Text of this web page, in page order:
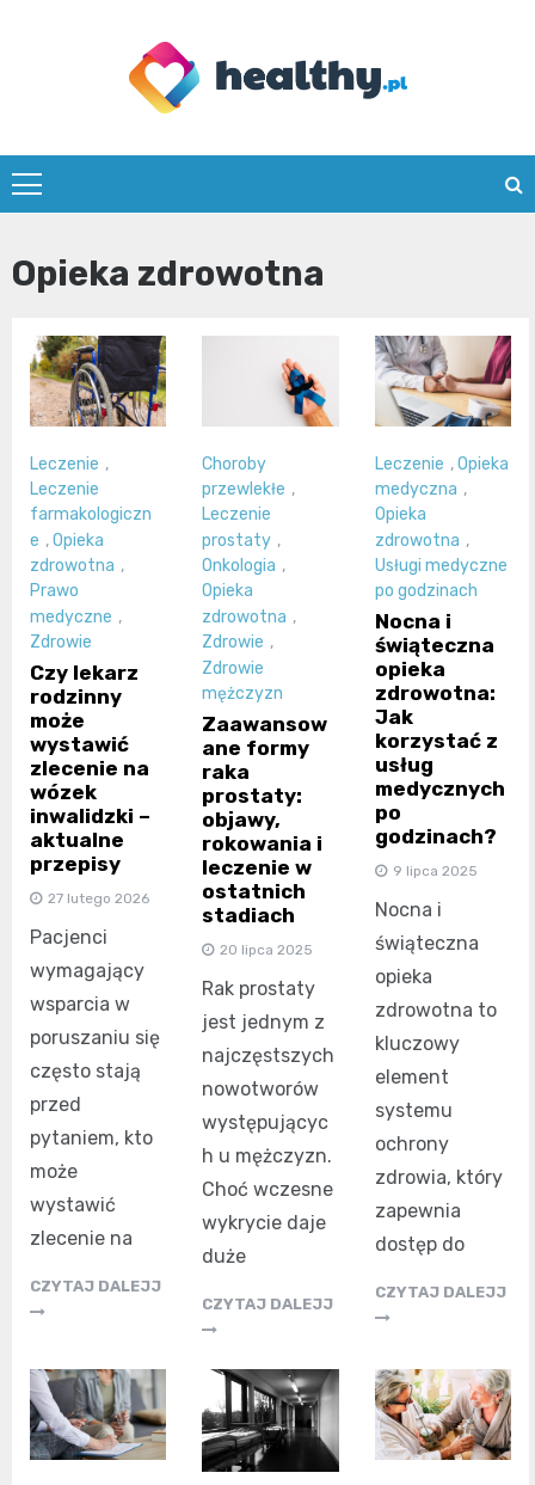
healthy.pl
Opieka zdrowotna
Leczenie ,
Leczenie
farmakologiczn
e ,Opieka
zdrowotna ,
Prawo
medyczne ,
Zdrowie
Czy lekarz
rodzinny
może
wystawić
zlecenie na
wózek
inwalidzki –
aktualne
przepisy
27 lutego 2026
Pacjenci
wymagający
wsparcia w
poruszaniu się
często stają
przed
pytaniem, kto
może
wystawić
zlecenie na
CZYTAJ DALEJJ
Choroby
przewlekłe ,
Leczenie
prostaty ,
Onkologia ,
Opieka
zdrowotna ,
Zdrowie ,
Zdrowie
mężczyzn
Zaawansow
ane formy
raka
prostaty:
objawy,
rokowania i
leczenie w
ostatnich
stadiach
20 lipca 2025
Rak prostaty
jest jednym z
najczęstszych
nowotworów
występującyc
h u mężczyzn.
Choć wczesne
wykrycie daje
duże
CZYTAJ DALEJJ
Leczenie ,Opieka
medyczna ,
Opieka
zdrowotna ,
Usługi medyczne
po godzinach
Nocna i
świąteczna
opieka
zdrowotna:
Jak
korzystać z
usług
medycznych
po
godzinach?
9 lipca 2025
Nocna i
świąteczna
opieka
zdrowotna to
kluczowy
element
systemu
ochrony
zdrowia, który
zapewnia
dostęp do
CZYTAJ DALEJJ